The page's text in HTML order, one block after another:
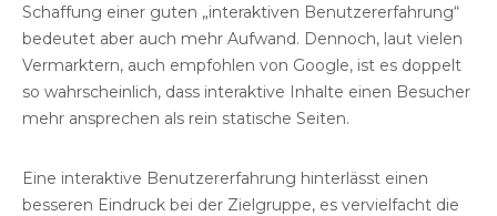
Schaffung einer guten „interaktiven Benutzererfahrung“
bedeutet aber auch mehr Aufwand. Dennoch, laut vielen
Vermarktern, auch empfohlen von Google, ist es doppelt
so wahrscheinlich, dass interaktive Inhalte einen Besucher
mehr ansprechen als rein statische Seiten.
Eine interaktive Benutzererfahrung hinterlässt einen
besseren Eindruck bei der Zielgruppe, es vervielfacht die